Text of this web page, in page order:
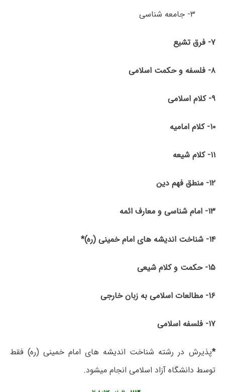
۳- جامعه شناسی
۷- فرق تشیع
۸- فلسفه و حکمت اسلامی
۹- کلام اسلامی
۱۰- کلام امامیه
۱۱- کلام شیعه
۱۲- منطق فهم دین
۱۳- امام شناسی و معارف ائمه
۱۴- شناخت اندیشه های امام خمینی (ره)*
۱۵- حکمت و کلام شیعی
۱۶- مطالعات اسلامی به زبان خارجی
۱۷- فلسفه اسلامی
*پذیرش در رشته شناخت اندیشه های امام خمینی (ره) فقط
توسط دانشگاه آزاد اسلامی انجام میشود.